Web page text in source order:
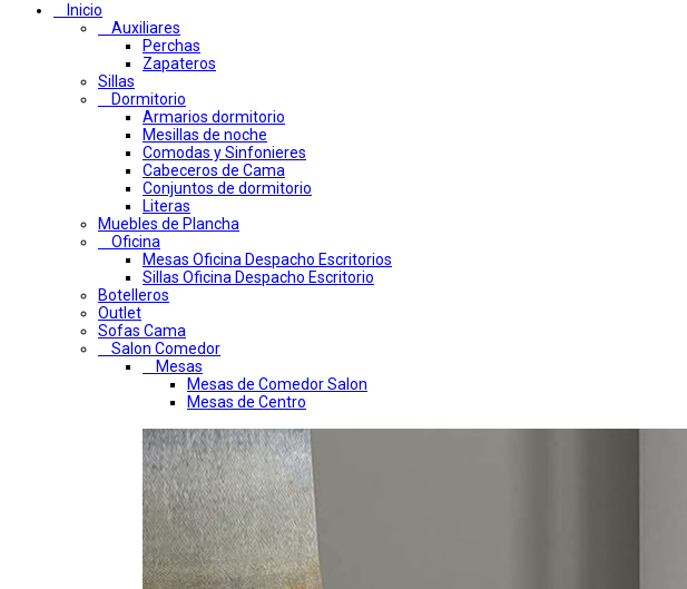
Inicio
Auxiliares
Perchas
Zapateros
Sillas
Dormitorio
Armarios dormitorio
Mesillas de noche
Comodas y Sinfonieres
Cabeceros de Cama
Conjuntos de dormitorio
Literas
Muebles de Plancha
Oficina
Mesas Oficina Despacho Escritorios
Sillas Oficina Despacho Escritorio
Botelleros
Outlet
Sofas Cama
Salon Comedor
Mesas
Mesas de Comedor Salon
Mesas de Centro